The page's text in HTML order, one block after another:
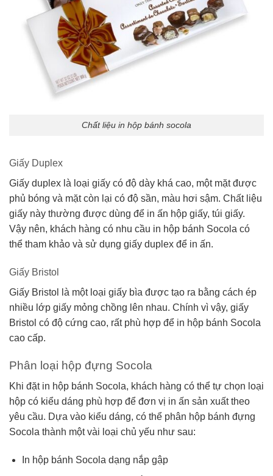
Chất liệu in hộp bánh socola
Giấy Duplex
Giấy duplex là loại giấy có độ dày khá cao, một mặt được
phủ bóng và mặt còn lại có độ sần, màu hơi sậm. Chất liệu
giấy này thường được dùng để in ấn hộp giấy, túi giấy.
Vậy nên, khách hàng có nhu cầu in hộp bánh Socola có
thể tham khảo và sử dụng giấy duplex để in ấn.
Giấy Bristol
Giấy Bristol là một loại giấy bìa được tạo ra bằng cách ép
nhiều lớp giấy mỏng chồng lên nhau. Chính vì vậy, giấy
Bristol có độ cứng cao, rất phù hợp để in hộp bánh Socola
cao cấp.
Phân loại hộp đựng Socola
Khi đặt in hộp bánh Socola, khách hàng có thể tự chọn loại
hộp có kiểu dáng phù hợp để đơn vị in ấn sản xuất theo
yêu cầu. Dựa vào kiểu dáng, có thể phân hộp bánh đựng
Socola thành một vài loại chủ yếu như sau:
In hộp bánh Socola dạng nắp gập